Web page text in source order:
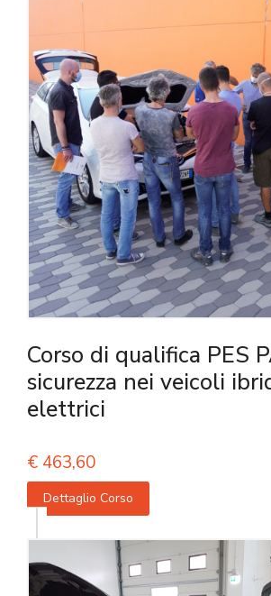
Corso di qualifica PES
sicurezza nei veicoli
elettrici
€ 463,60
Dettaglio Corso